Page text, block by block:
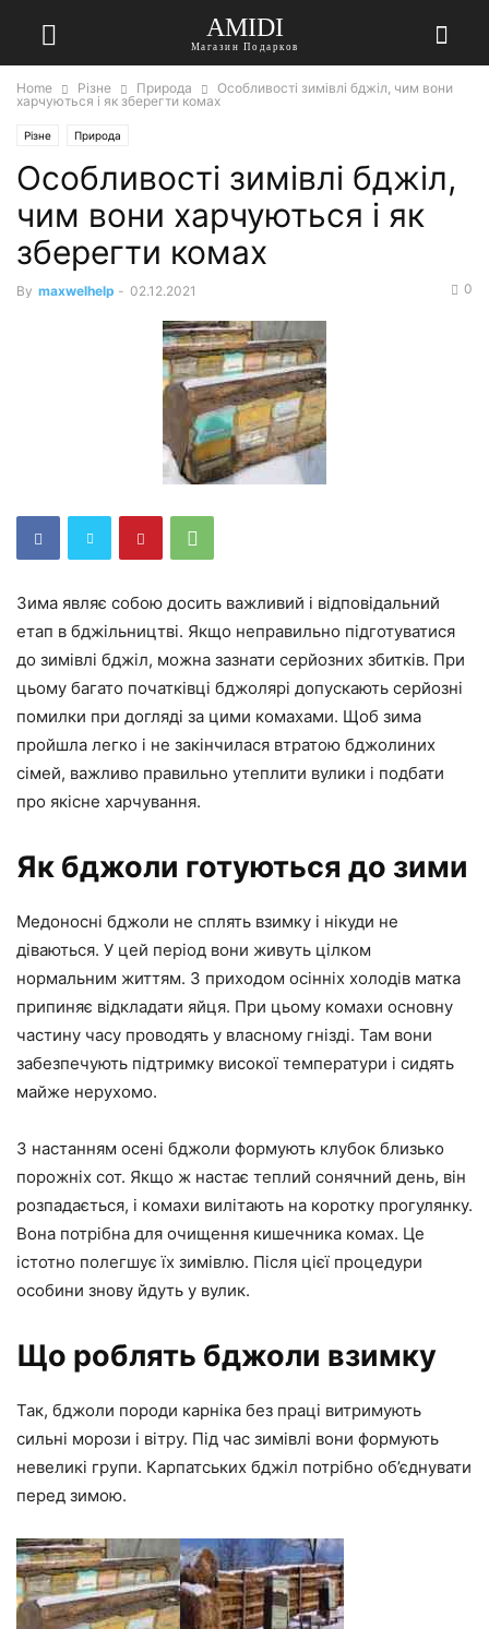
AMIDI
Магазин Подарков
Home Різне Природа
Особливості зимівлі бджіл, чим вони
харчуються і як зберегти комах
Різне Природа
Особливості зимівлі бджіл,
чим вони харчуються і як
зберегти комах
By maxwelhelp - 02.12.2021 0
Зима являє собою досить важливий і відповідальний
етап в бджільництві. Якщо неправильно підготуватися
до зимівлі бджіл, можна зазнати серйозних збитків. При
цьому багато початківці бджолярі допускають серйозні
помилки при догляді за цими комахами. Щоб зима
пройшла легко і не закінчилася втратою бджолиних
сімей, важливо правильно утеплити вулики і подбати
про якісне харчування.
Як бджоли готуються до зими
Медоносні бджоли не сплять взимку і нікуди не
діваються. У цей період вони живуть цілком
нормальним життям. З приходом осінніх холодів матка
припиняє відкладати яйця. При цьому комахи основну
частину часу проводять у власному гнізді. Там вони
забезпечують підтримку високої температури і сидять
майже нерухомо.
З настанням осені бджоли формують клубок близько
порожніх сот. Якщо ж настає теплий сонячний день, він
розпадається, і комахи вилітають на коротку прогулянку.
Вона потрібна для очищення кишечника комах. Це
істотно полегшує їх зимівлю. Після цієї процедури
особини знову йдуть у вулик.
Що роблять бджоли взимку
Так, бджоли породи карніка без праці витримують
сильні морози і вітру. Під час зимівлі вони формують
невеликі групи. Карпатських бджіл потрібно об’єднувати
перед зимою.